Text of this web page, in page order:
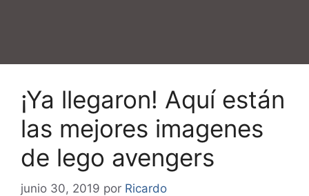
¡Ya llegaron! Aquí están
las mejores imagenes
de lego avengers
junio 30, 2019 por Ricardo